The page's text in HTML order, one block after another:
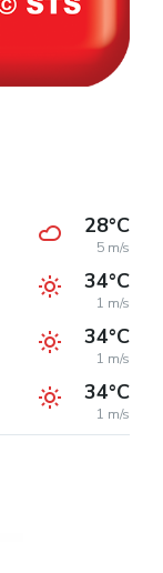
28°C
5 m/s
34°C
1 m/s
34°C
1 m/s
34°C
1 m/s